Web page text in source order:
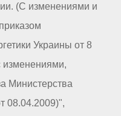
(С изменениями и
Украины от 8
изменениями,
Министерства
08.04.2009)",